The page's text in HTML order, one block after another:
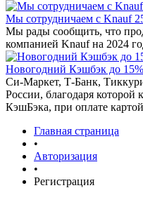
Мы сотрудничаем с Knauf
Мы рады сообщить, что
компанией Knauf на 2024
Новогодний Кэшбэк до 15%
Си-Маркет, Т-Банк,
России, благодаря
КэшБэка, при оплате
Главная страница
•
Авторизация
•
Регистрация